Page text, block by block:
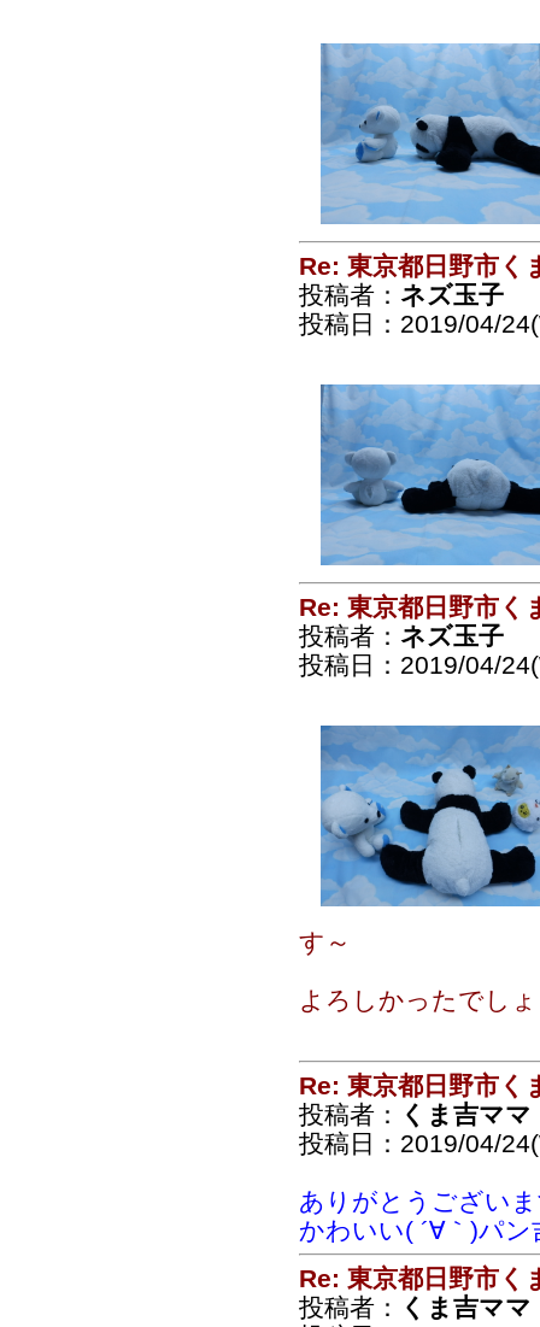
Re: 東京都日野市く
投稿者： ネズ玉子
投稿日：2019/04/
Re: 東京都日野市く
投稿者： ネズ玉子
投稿日：2019/04/
す～
よろしかったでし
Re: 東京都日野市く
投稿者：
くま吉ママ
投稿日：2019/04/
ありがとうござい
かわいい( ´∀｀)パ
Re: 東京都日野市く
投稿者：
くま吉ママ